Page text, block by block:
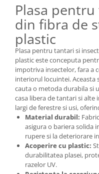
Plasa
din fibra de
plastic
Plasa pentru tantari si
plastic este conceputa
impotriva insectelor, fara a
interiorul locuintei. Aceasta
cauta o metoda durabila si
casa libera de tantari si alte
largi de ferestre si usi,
Material durabil:
asigura o bariera solida
rupere si la deteriorare
Acoperire cu plastic:
durabilitatea plasei,
razelor UV.